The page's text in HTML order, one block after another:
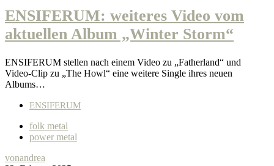
ENSIFERUM: weiteres Video vom
aktuellen Album „Winter Storm“
ENSIFERUM stellen nach einem Video zu „Fatherland“ und
Video-Clip zu „The Howl“ eine weitere Single ihres neuen
Albums…
ENSIFERUM
folk metal
power metal
vonandrea